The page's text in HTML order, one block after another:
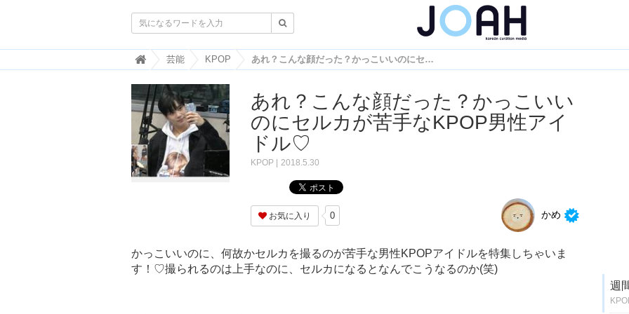
韓
国
ト
レ
ン
ド
情
報
・
韓
O
A
芸能 KPOP あれ？こんな顔だった？かっこいいのにセルカが苦手なKPOP男性アイドル♡
あれ？こんな顔だった？かっこいい
のにセルカが苦手なKPOP男性アイ
ドル♡
KPOP 2018.5.30
お気に入り 0 かめ
かっこいいのに、何故かセルカを撮るのが苦手な男性KPOPアイドルを特集しちゃいま
す！♡撮られるのは上手なのに、セルカになるとなんでこうなるのか(笑)
週